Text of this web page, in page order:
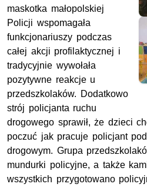
maskotka małopolskiej
Policji wspomagała
funkcjonariuszy podczas
całej akcji profilaktycznej i
tradycyjnie wywołała
pozytywne reakcje u
przedszkolaków. Dodatkowo
strój policjanta ruchu
drogowego sprawił, że dzieci
poczuć jak pracuje policjant
drogowym. Grupa
mundurki policyjne, a także
wszystkich przygotowano